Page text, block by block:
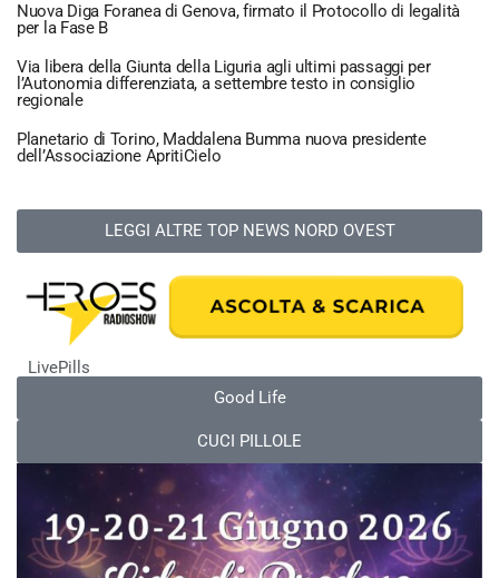
Nuova Diga Foranea di Genova, firmato il Protocollo di legalità
per la Fase B
Via libera della Giunta della Liguria agli ultimi passaggi per
l’Autonomia differenziata, a settembre testo in consiglio
regionale
Planetario di Torino, Maddalena Bumma nuova presidente
dell’Associazione ApritiCielo
LEGGI ALTRE TOP NEWS NORD OVEST
LivePills
Good Life
CUCI PILLOLE